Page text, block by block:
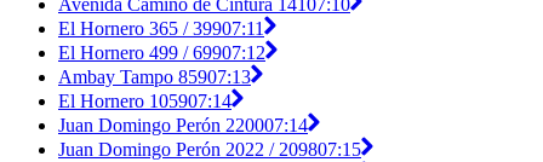
Avenida Camino de Cintura 14107:10
El Hornero 365 / 39907:11
El Hornero 499 / 69907:12
Ambay Tampo 85907:13
El Hornero 105907:14
Juan Domingo Perón 220007:14
Juan Domingo Perón 2022 / 209807:15